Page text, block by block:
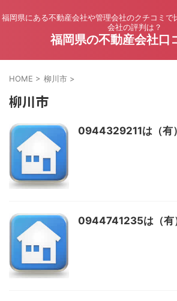
福岡県にある不動産会社や管理会社のクチコミで
会社の評判は？
福岡県の不動産会社口
HOME > 柳川市 >
柳川市
0944329211は（有
0944741235は（有